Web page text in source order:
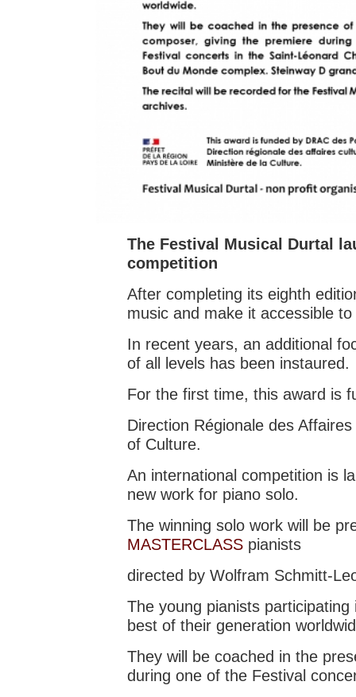
The Festival Musical Durtal
competition
After completing its eighth
music and make it accessible to
In recent years, an additional
of all levels has been instaured.
For the first time, this award is
Direction Régionale des
of Culture.
An international competition is
new work for piano solo.
The winning solo work will be
MASTERCLASS pianists
directed by Wolfram Schmitt-
The young pianists
best of their generation
They will be coached in the
during one of the Festival